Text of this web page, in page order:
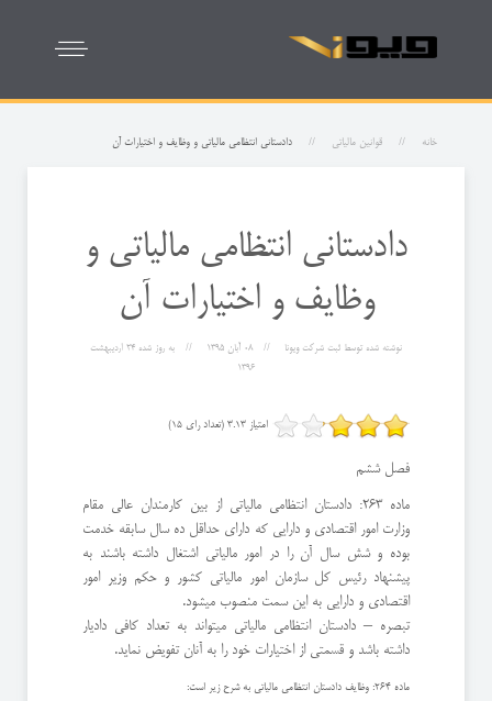
خانه قوانین مالیاتی دادستانی انتظامی مالیاتی و وظایف و اختیارات آن
دادستانی انتظامی مالیاتی و
وظایف و اختیارات آن
نوشته شده توسط ثبت شرکت ویونا 08 آبان 1395 به روز شده
24 ارديبهشت
1396
امتیاز 3.13 (تعداد رای 15)
فصل ششم
ماده 263: دادستان انتظامی مالیاتی از بین کارمندان عالی مقام
وزارت امور اقتصادی و دارایی که دارای حداقل ده سال سابقه خدمت
بوده و شش سال آن را در امور مالیاتی اشتغال داشته باشند به
پیشنهاد رئیس کل سازمان امور مالیاتی کشور و حکم وزیر امور
اقتصادی و دارایی به این سمت منصوب میشود.
تبصره – دادستان انتظامی مالیاتی میتواند به تعداد کافی دادیار
داشته باشد و قسمتی از اختیارات خود را به آنان تفویض نماید.
ماده 264: وظایف دادستان انتظامی مالیاتی به شرح زیر است: